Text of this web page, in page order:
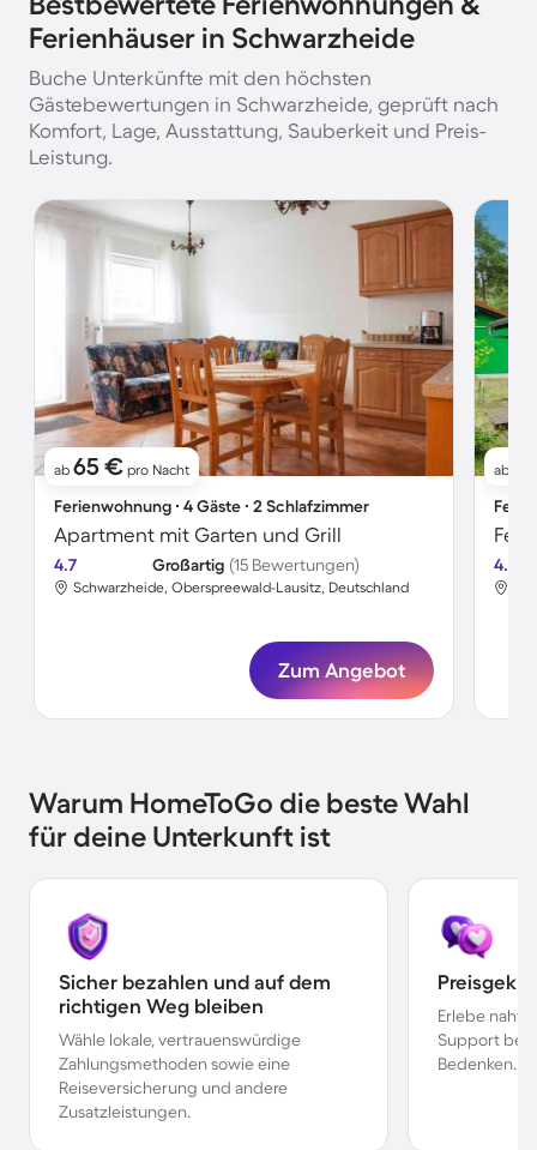
Ferienhäuser in Schwarzheide
Buche Unterkünfte mit den höchsten
Gästebewertungen in Schwarzheide, geprüft nach
Komfort, Lage, Ausstattung, Sauberkeit und Preis-
Leistung.
ab 65 € pro Nacht
Ferienwohnung ∙ 4 Gäste ∙ 2 Schlafzimmer
Apartment mit Garten und Grill
4.7 Großartig (15 Bewertungen)
Schwarzheide, Oberspreewald-Lausitz, Deutschland
Zum Angebot
ab
4.5
Warum HomeToGo die beste Wahl
für deine Unterkunft ist
Sicher bezahlen und auf dem
richtigen Weg bleiben
Wähle lokale, vertrauenswürdige
Zahlungsmethoden sowie eine
Reiseversicherung und andere
Zusatzleistungen.
Erlebe
Support bei
Bedenken.